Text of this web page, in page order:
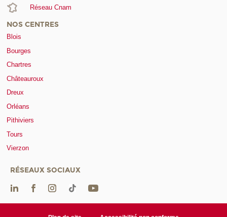
Réseau Cnam
NOS CENTRES
Blois
Bourges
Chartres
Châteauroux
Dreux
Orléans
Pithiviers
Tours
Vierzon
RÉSEAUX SOCIAUX